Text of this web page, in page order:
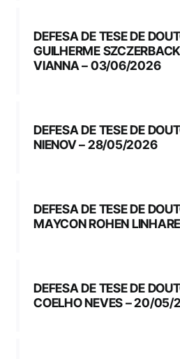
DEFESA DE TESE DE
GUILHERME
VIANNA – 03/06/2026
DEFESA DE TESE DE
NIENOV – 28/05/2026
DEFESA DE TESE DE
MAYCON ROHEN
DEFESA DE TESE DE
COELHO NEVES – 20/